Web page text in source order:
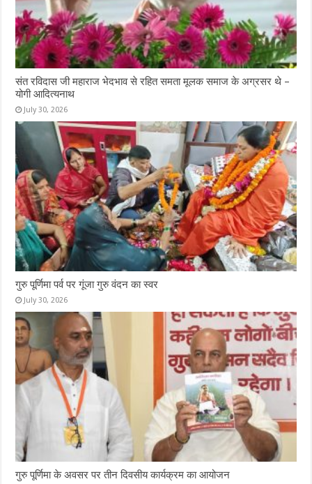
संत रविदास जी महाराज भेदभाव से रहित समता मूलक समाज के अग्रसर थे –
योगी आदित्यनाथ
July 30, 2026
गुरु पूर्णिमा पर्व पर गूंजा गुरु वंदन का स्वर
July 30, 2026
गुरु पूर्णिमा के अवसर पर तीन दिवसीय कार्यक्रम का आयोजन